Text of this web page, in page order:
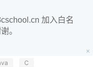
加入白名
。
C